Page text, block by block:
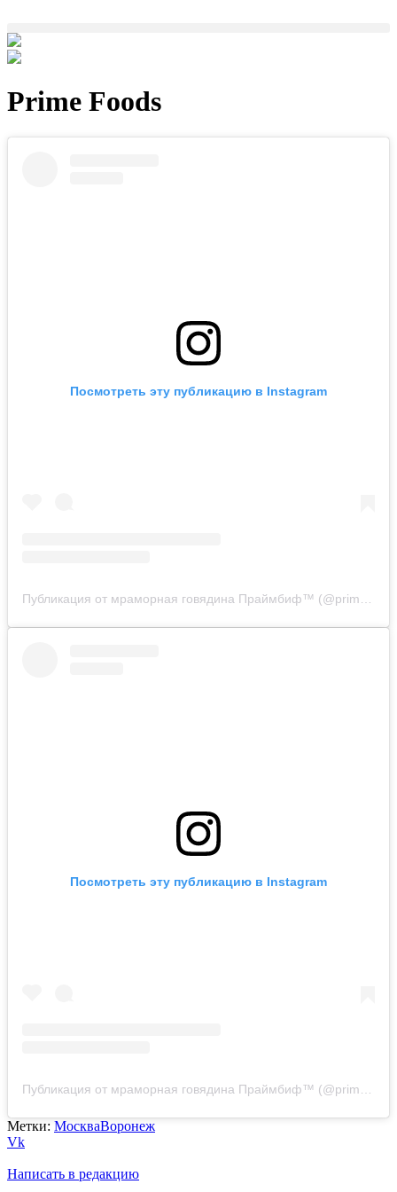
Prime Foods
Посмотреть эту публикацию в Instagram
Посмотреть эту публикацию в Instagram
Публикация от мраморная говядина Праймбиф™ (@primebeef.ru)
Метки: МоскваВоронеж
Vk
Написать в редакцию